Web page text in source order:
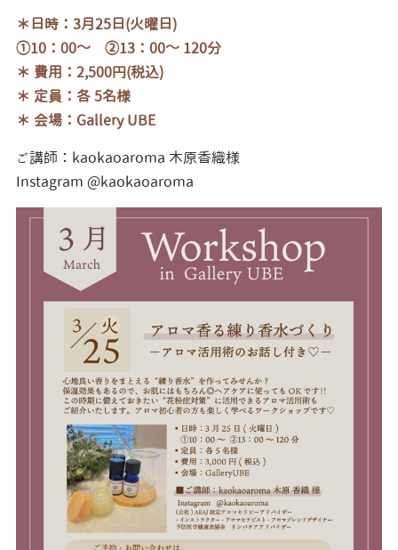
＊日時：3月25日(火曜日)
①10：00～ ②13：00～ 120分
＊ 費用：2,500円(税込)
＊ 定員：各 5名様
＊ 会場：Gallery UBE
ご講師： kaokaoaroma 木原香織様
Instagram @kaokaoaroma